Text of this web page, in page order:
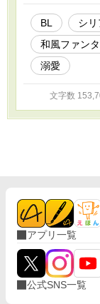
は遠いです
す。BL シリ
和風ファン
溺愛
文字数
アプリ一覧
公式SNS一覧